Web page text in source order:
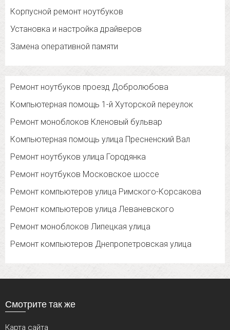
Корпусной ремонт ноутбуков
Установка и настройка драйверов
Замена оперативной памяти
Ремонт ноутбуков проезд Добролюбова
Компьютерная помощь 1-й Хуторской переулок
Ремонт моноблоков Кленовый бульвар
Компьютерная помощь улица Пресненский Вал
Ремонт ноутбуков улица Городянка
Ремонт ноутбуков Московское шоссе
Ремонт компьютеров улица Римского-Корсакова
Ремонт компьютеров улица Леваневского
Ремонт моноблоков Липецкая улица
Ремонт компьютеров Днепропетровская улица
Смотрите так же
Карта сайта